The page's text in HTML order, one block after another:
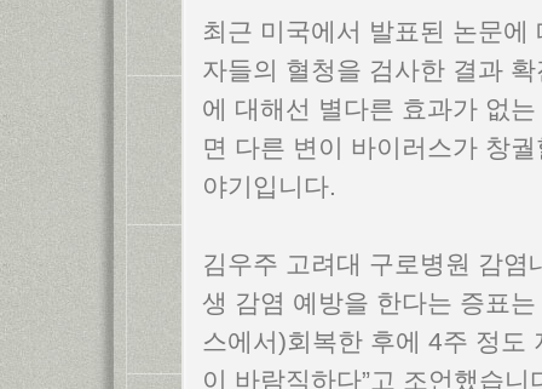
최근 미국에서 발표된 논문
자들의 혈청을 검사한 결과
에 대해선 별다른 효과가 없
면 다른 변이 바이러스가 창
야기입니다.
김우주 고려대 구로병원 감염
생 감염 예방을 한다는 증표
스에서)회복한 후에 4주 정도
이 바람직하다”고 조언했습니